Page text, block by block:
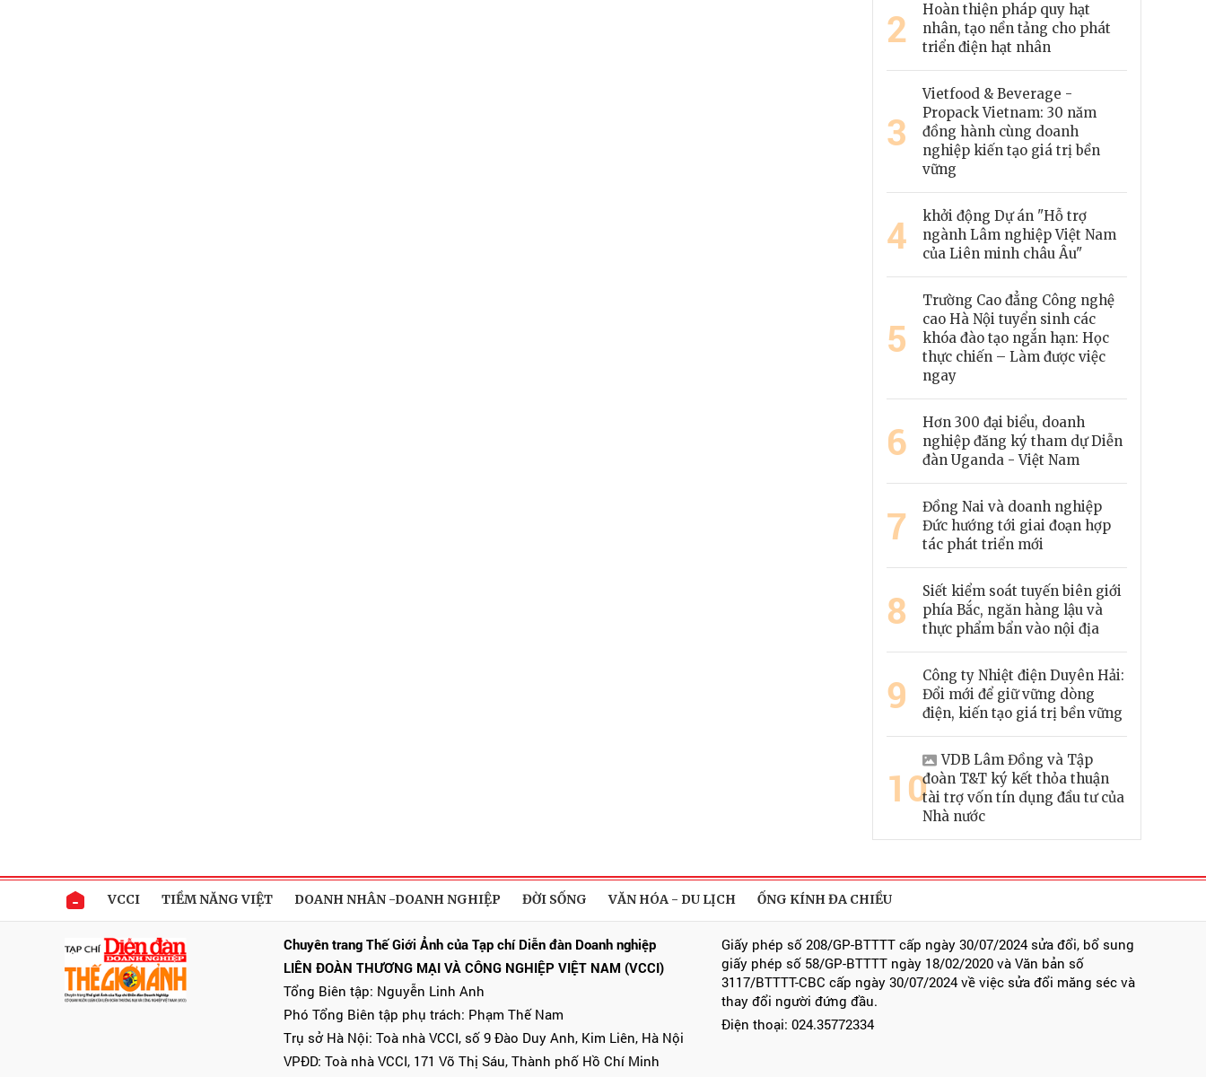
2
Hoàn thiện pháp quy hạt
nhân, tạo nền tảng cho phát
triển điện hạt nhân
3
Vietfood & Beverage -
Propack Vietnam: 30 năm
đồng hành cùng doanh
nghiệp kiến tạo giá trị bền
vững
4
khởi động Dự án "Hỗ trợ
ngành Lâm nghiệp Việt Nam
của Liên minh châu Âu"
5
Trường Cao đẳng Công nghệ
cao Hà Nội tuyển sinh các
khóa đào tạo ngắn hạn: Học
thực chiến – Làm được việc
ngay
6
Hơn 300 đại biểu, doanh
nghiệp đăng ký tham dự Diễn
đàn Uganda - Việt Nam
7
Đồng Nai và doanh nghiệp
Đức hướng tới giai đoạn hợp
tác phát triển mới
8
Siết kiểm soát tuyến biên giới
phía Bắc, ngăn hàng lậu và
thực phẩm bẩn vào nội địa
9
Công ty Nhiệt điện Duyên Hải:
Đổi mới để giữ vững dòng
điện, kiến tạo giá trị bền vững
10
VDB Lâm Đồng và Tập
đoàn T&T ký kết thỏa thuận
tài trợ vốn tín dụng đầu tư của
Nhà nước
VCCI TIỀM NĂNG VIỆT DOANH NHÂN -DOANH NGHIỆP ĐỜI SỐNG VĂN HÓA - DU LỊCH ỐNG KÍNH ĐA CHIỀU
Chuyên trang Thế Giới Ảnh của Tạp chí Diễn đàn Doanh nghiệp
LIÊN ĐOÀN THƯƠNG MẠI VÀ CÔNG NGHIỆP VIỆT NAM (VCCI)
Tổng Biên tập: Nguyễn Linh Anh
Phó Tổng Biên tập phụ trách: Phạm Thế Nam
Trụ sở Hà Nội: Toà nhà VCCI, số 9 Đào Duy Anh, Kim Liên, Hà Nội
VPĐD: Toà nhà VCCI, 171 Võ Thị Sáu, Thành phố Hồ Chí Minh
Giấy phép số 208/GP-BTTTT cấp ngày 30/07/2024 sửa đổi, bổ sung
giấy phép số 58/GP-BTTTT ngày 18/02/2020 và Văn bản số
3117/BTTTT-CBC cấp ngày 30/07/2024 về việc sửa đổi măng séc và
thay đổi người đứng đầu.
Điện thoại: 024.35772334